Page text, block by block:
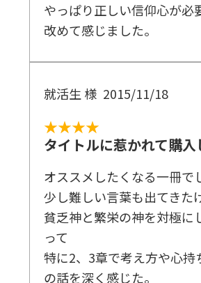
やっぱり正しい信仰心が必
改めて感じました。
就活生 様 2015/11/18
★★★★
タイトルに惹かれて購入
オススメしたくなる一冊で
少し難しい言葉も出てきた
貧乏神と繁栄の神を対極に
って
特に2、3章で考え方や心持
の話を深く感じた。